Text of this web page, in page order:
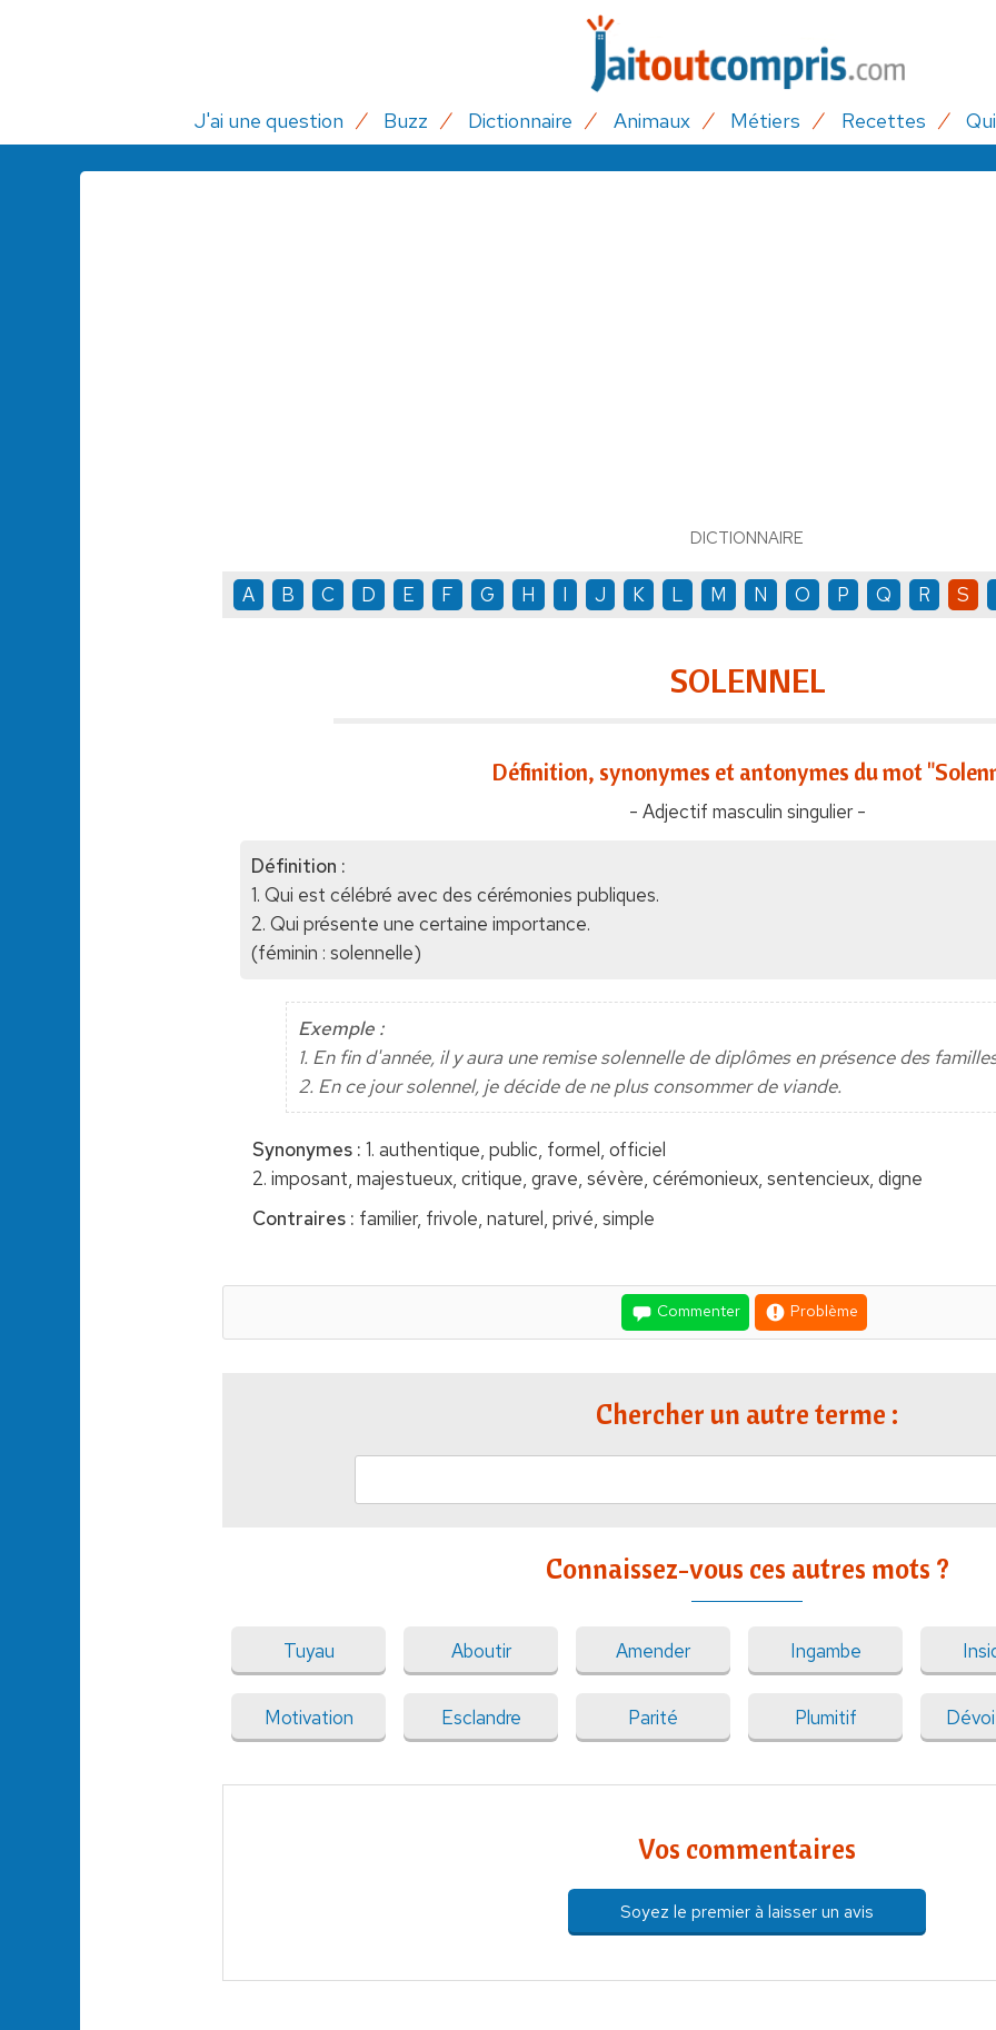
J'ai une question Buzz Dictionnaire Animaux Métiers Recettes
DICTIONNAIRE
A B C D E F G H I J K L M N O P Q R S
SOLENNEL
Définition, synonymes et antonymes du mot
- Adjectif masculin singulier -
Définition :
1. Qui est célébré avec des cérémonies publiques.
2. Qui présente une certaine importance.
(féminin : solennelle)
Exemple :
1. En fin d'année, il y aura une remise solennelle de diplômes en présence des
2. En ce jour solennel, je décide de ne plus consommer de viande.
Synonymes : 1. authentique, public, formel, officiel
2. imposant, majestueux, critique, grave, sévère, cérémonieux, sentencieux, digne
Contraires : familier, frivole, naturel, privé, simple
Commenter Problème
Chercher un autre terme :
Connaissez-vous ces autres mots ?
Tuyau Aboutir Amender Ingambe
Motivation Esclandre Parité Plumitif
Vos commentaires
Soyez le premier à laisser un avis